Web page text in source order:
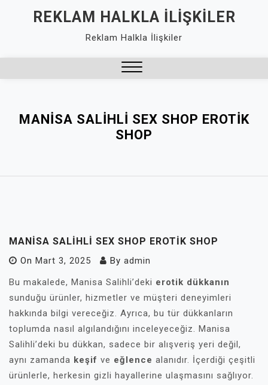
REKLAM HALKLA İLIŞKILER
Reklam Halkla İlişkiler
MANISA SALIHLI SEX SHOP EROTIK
SHOP
MANISA SALIHLI SEX SHOP EROTIK SHOP
On Mart 3, 2025 By admin
Bu makalede, Manisa Salihli’deki erotik dükkanın
sunduğu ürünler, hizmetler ve müşteri deneyimleri
hakkında bilgi vereceğiz. Ayrıca, bu tür dükkanların
toplumda nasıl algılandığını inceleyeceğiz. Manisa
Salihli’deki bu dükkan, sadece bir alışveriş yeri değil,
aynı zamanda keşif ve eğlence alanıdır. İçerdiği çeşitli
ürünlerle, herkesin gizli hayallerine ulaşmasını sağlıyor.